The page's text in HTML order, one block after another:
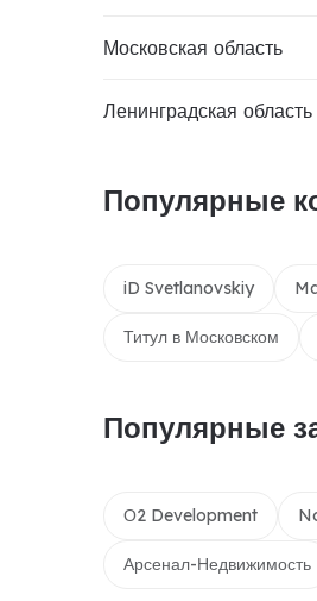
Московская область
Ленинградская область
Популярные
iD Svetlanovskiy
Титул в Московском
Популярные
О2 Development
Арсенал-Недвижимость